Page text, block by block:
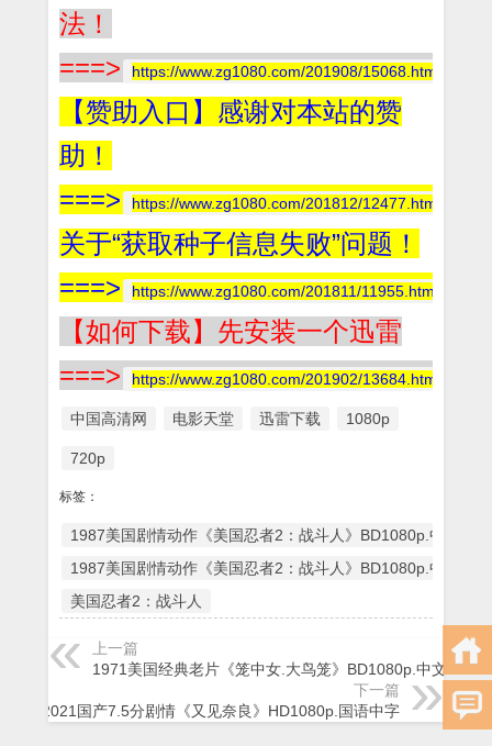
法！
===>
https://www.zg1080.com/201908/15068.html
【赞助入口】感谢对本站的赞
助！
===>
https://www.zg1080.com/201812/12477.html
关于“获取种子信息失败”问题！
===>
https://www.zg1080.com/201811/11955.html
【如何下载】先安装一个迅雷
===>
https://www.zg1080.com/201902/13684.html
中国高清网 电影天堂 迅雷下载 1080p
720p
标签：
1987美国剧情动作《美国忍者2：战斗人》BD1080p.中文字幕
1987美国剧情动作《美国忍者2：战斗人》BD1080p.中文字
美国忍者2：战斗人
上一篇
1971美国经典老片《笼中女.大鸟笼》BD1080p.中文字幕
下一篇
2021国产7.5分剧情《又见奈良》HD1080p.国语中字